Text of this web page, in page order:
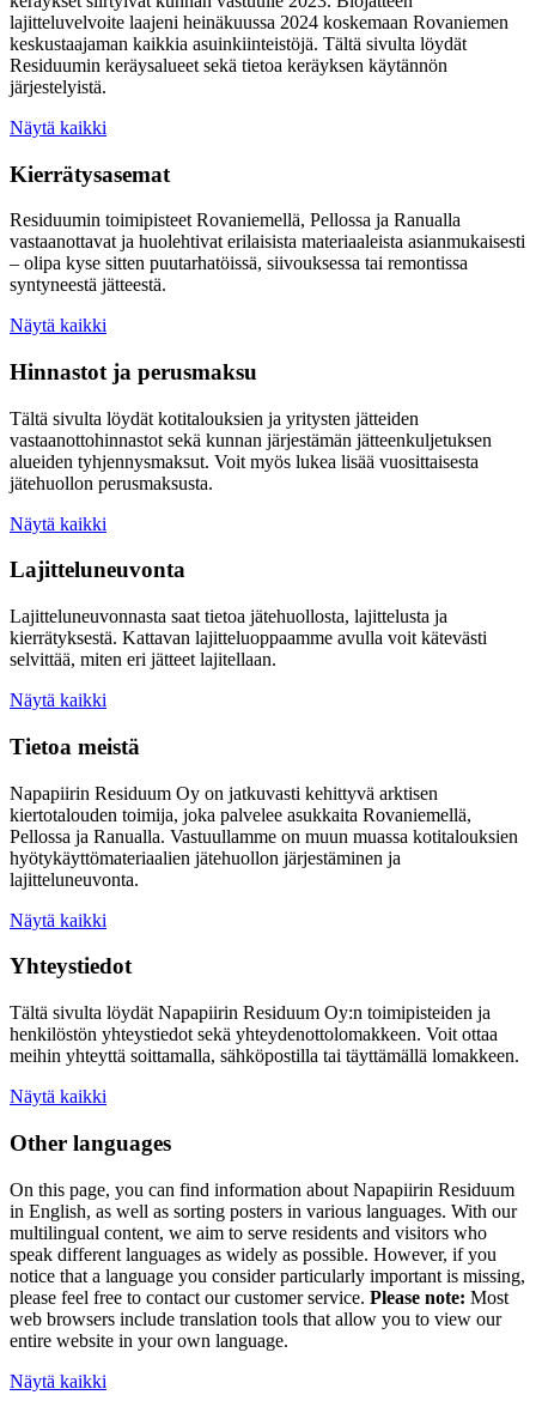
lajitteluvelvoite laajeni heinäkuussa 2024 koskemaan Rovaniemen
keskustaajaman kaikkia asuinkiinteistöjä. Tältä sivulta löydät
Residuumin keräysalueet sekä tietoa keräyksen käytännön
järjestelyistä.
Näytä kaikki
Kierrätysasemat
Residuumin toimipisteet Rovaniemellä, Pellossa ja Ranualla
vastaanottavat ja huolehtivat erilaisista materiaaleista asianmukaisesti
– olipa kyse sitten puutarhatöissä, siivouksessa tai remontissa
syntyneestä jätteestä.
Näytä kaikki
Hinnastot ja perusmaksu
Tältä sivulta löydät kotitalouksien ja yritysten jätteiden
vastaanottohinnastot sekä kunnan järjestämän jätteenkuljetuksen
alueiden tyhjennysmaksut. Voit myös lukea lisää vuosittaisesta
jätehuollon perusmaksusta.
Näytä kaikki
Lajitteluneuvonta
Lajitteluneuvonnasta saat tietoa jätehuollosta, lajittelusta ja
kierrätyksestä. Kattavan lajitteluoppaamme avulla voit kätevästi
selvittää, miten eri jätteet lajitellaan.
Näytä kaikki
Tietoa meistä
Napapiirin Residuum Oy on jatkuvasti kehittyvä arktisen
kiertotalouden toimija, joka palvelee asukkaita Rovaniemellä,
Pellossa ja Ranualla. Vastuullamme on muun muassa kotitalouksien
hyötykäyttömateriaalien jätehuollon järjestäminen ja
lajitteluneuvonta.
Näytä kaikki
Yhteystiedot
Tältä sivulta löydät Napapiirin Residuum Oy:n toimipisteiden ja
henkilöstön yhteystiedot sekä yhteydenottolomakkeen. Voit ottaa
meihin yhteyttä soittamalla, sähköpostilla tai täyttämällä lomakkeen.
Näytä kaikki
Other languages
On this page, you can find information about Napapiirin Residuum
in English, as well as sorting posters in various languages. With our
multilingual content, we aim to serve residents and visitors who
speak different languages as widely as possible. However, if you
notice that a language you consider particularly important is missing,
please feel free to contact our customer service. Please note: Most
web browsers include translation tools that allow you to view our
entire website in your own language.
Näytä kaikki